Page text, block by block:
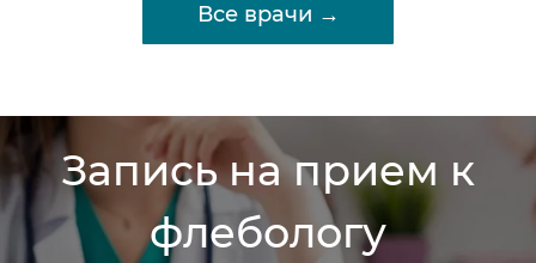
Все врачи →
Запись на прием к
флебологу